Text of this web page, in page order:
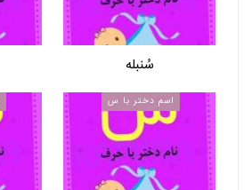
سُنبله
اسم دختر با س